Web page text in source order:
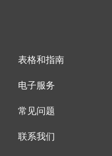
表格和指南
电子服务
常见问题
联系我们